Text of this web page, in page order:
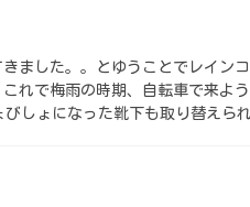
ました。。とゆうことでレイン
れで梅雨の時期、自転車で来よ
びしょになった靴下も取り替え